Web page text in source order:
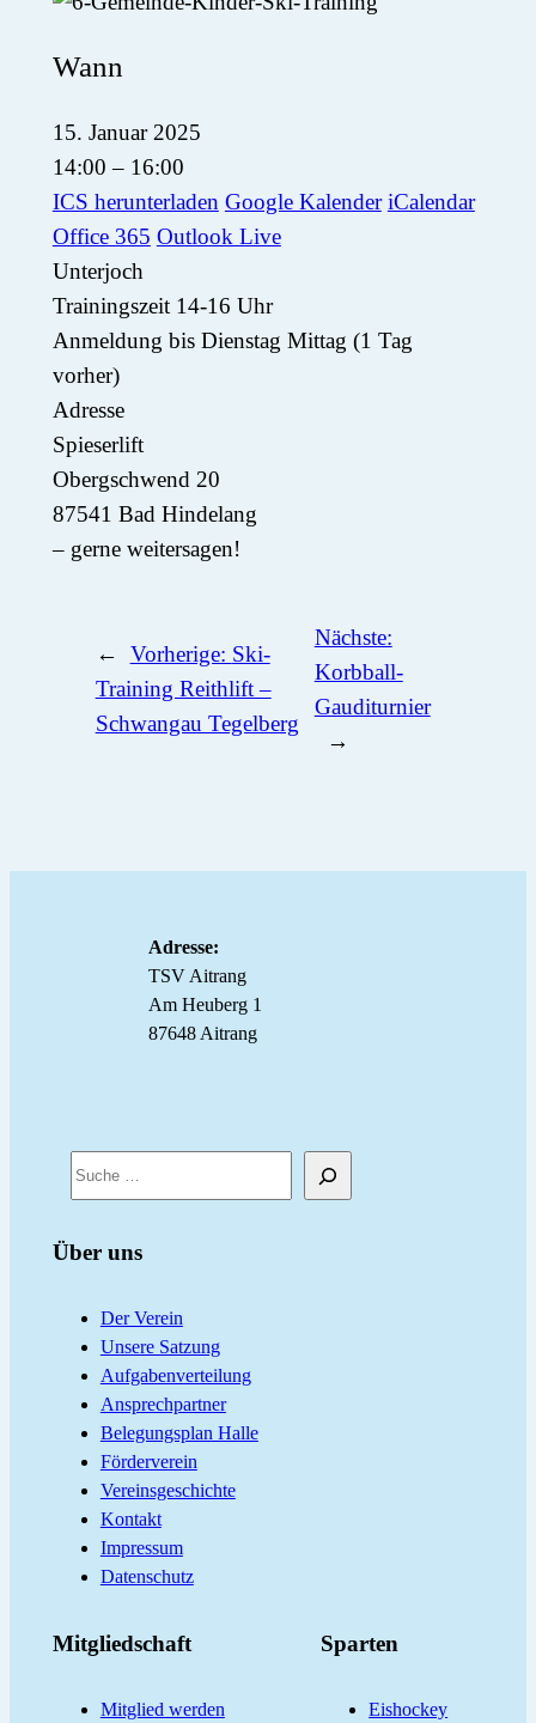
Wann
15. Januar 2025
14:00 – 16:00
ICS herunterladen Google Kalender iCalendar
Office 365 Outlook Live
Unterjoch
Trainingszeit 14-16 Uhr
Anmeldung bis Dienstag Mittag (1 Tag
vorher)
Adresse
Spieserlift
Obergschwend 20
87541 Bad Hindelang
– gerne weitersagen!
← Vorherige: Ski-
Training Reithlift –
Schwangau Tegelberg
Nächste:
Korbball-
Gauditurnier
→
Adresse:
TSV Aitrang
Am Heuberg 1
87648 Aitrang
S
u
n
Über uns
Der Verein
Unsere Satzung
Aufgabenverteilung
Ansprechpartner
Belegungsplan Halle
Förderverein
Vereinsgeschichte
Kontakt
Impressum
Datenschutz
Mitgliedschaft
Mitglied werden
Sparten
Eishockey